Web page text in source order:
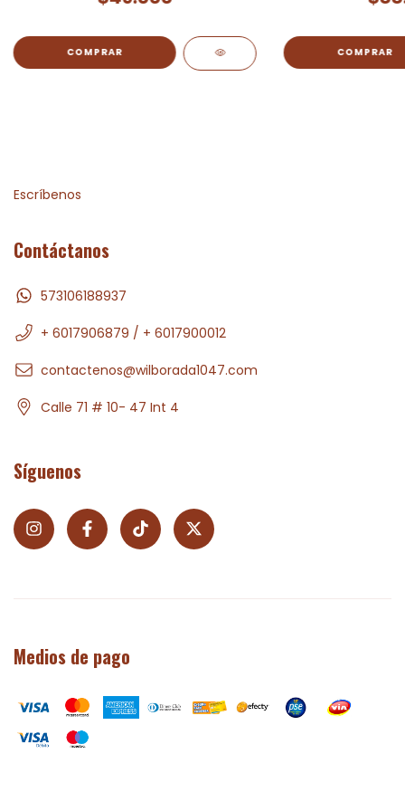
Escríbenos
Contáctanos
573106188937
+ 6017906879 / + 6017900012
contactenos@wilborada1047.com
Calle 71 # 10- 47 Int 4
Síguenos
Medios de pago